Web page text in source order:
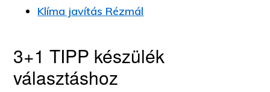
Klíma javítás Rézmál
3+1 TIPP készülék
választáshoz